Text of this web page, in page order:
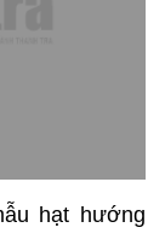
hạt hướng